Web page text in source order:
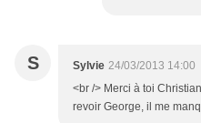
S Sylvie 24/03/2013 14:00
<br /> Merci à toi
revoir George, il me